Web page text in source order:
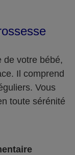
de votre bébé,
Il comprend
Vous
toute sérénité